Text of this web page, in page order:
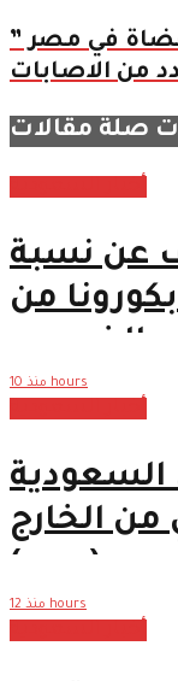
في مصر ”
من الاصابات
صلة مقالات
عن نسبة
من
الخميس
(فيديو)
منذ 10 hours
السعودية
الخارج
(صور)
منذ 12 hours